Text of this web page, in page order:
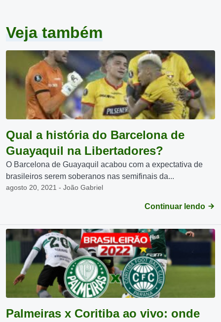
Veja também
Qual a história do Barcelona de
Guayaquil na Libertadores?
O Barcelona de Guayaquil acabou com a expectativa de
brasileiros serem soberanos nas semifinais da...
agosto 20, 2021 - João Gabriel
Continuar lendo
Palmeiras x Coritiba ao vivo: onde